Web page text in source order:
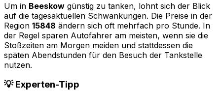
Um in Beeskow günstig zu tanken, lohnt sich der Blick
auf die tagesaktuellen Schwankungen. Die Preise in der
Region 15848 ändern sich oft mehrfach pro Stunde. In
der Regel sparen Autofahrer am meisten, wenn sie die
Stoßzeiten am Morgen meiden und stattdessen die
späten Abendstunden für den Besuch der Tankstelle
nutzen.
💡 Experten-Tipp